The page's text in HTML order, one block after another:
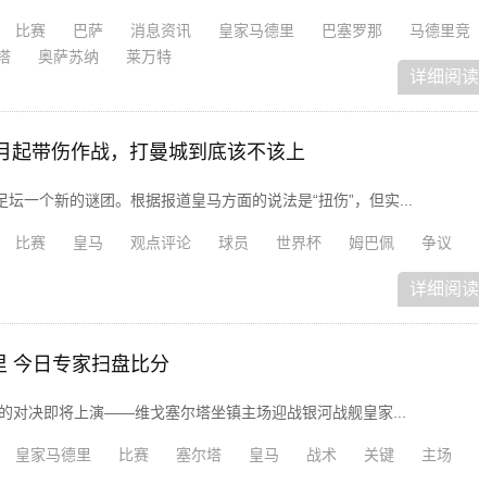
比赛 巴萨 消息资讯 皇家马德里 巴塞罗那
马德里竞
奥萨苏纳 莱万特
详细阅读
起带伤作战，打曼城到底该不该上
一个新的谜团。根据报道皇马方面的说法是“扭伤”，但实...
比赛 皇马 观点评论 球员 世界杯 姆巴佩 争议
详细阅读
今日专家扫盘比分
对决即将上演——维戈塞尔塔坐镇主场迎战银河战舰皇家...
皇家马德里 比赛 塞尔塔 皇马 战术 关键 主场